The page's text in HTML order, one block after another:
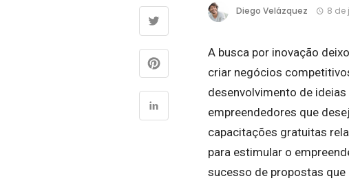
Diego Velázquez 8 de
A busca por inovação
criar negócios
desenvolvimento de
empreendedores que
capacitações gratuitas
para estimular o
sucesso de propostas